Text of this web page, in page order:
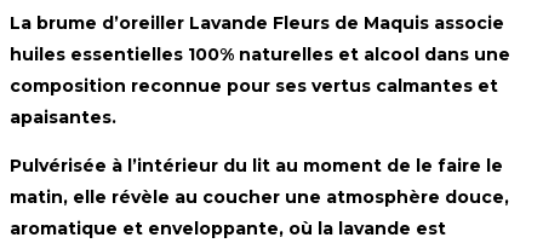
La brume d’oreiller Lavande Fleurs de Maquis associe
huiles essentielles 100% naturelles et alcool dans une
composition reconnue pour ses vertus calmantes et
apaisantes.
Pulvérisée à l’intérieur du lit au moment de le faire le
matin, elle révèle au coucher une atmosphère douce,
aromatique et enveloppante, où la lavande est